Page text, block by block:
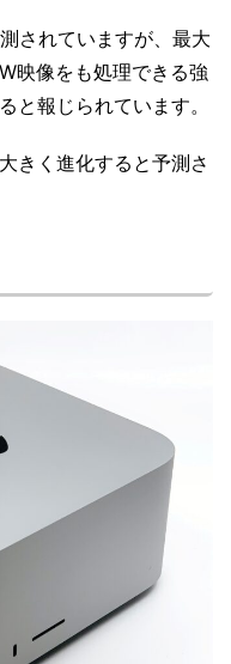
されていますが、最大
映像をも処理できる強
と報じられています。
きく進化すると予測さ